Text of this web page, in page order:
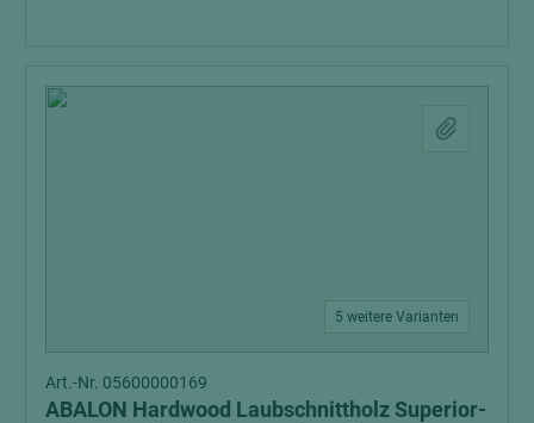
5 weitere Varianten
Art.-Nr. 05600000169
ABALON Hardwood Laubschnittholz Superior-